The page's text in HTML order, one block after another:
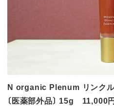
N organic Plenum リンク
〔医薬部外品〕 15g 11,000円